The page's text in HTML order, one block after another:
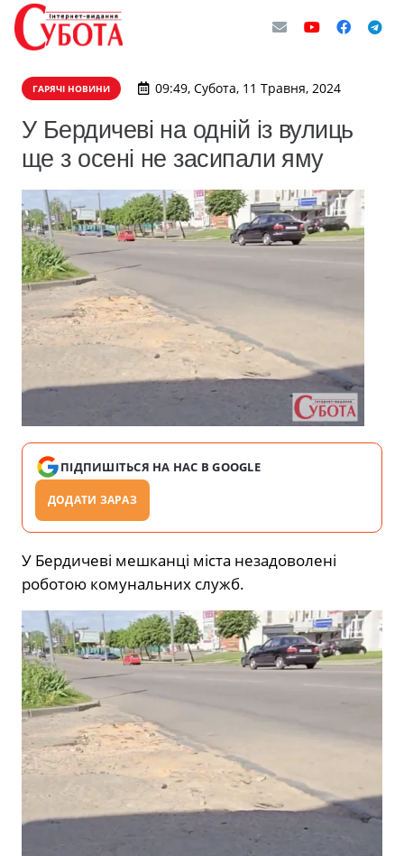
ГАРЯЧІ НОВИНИ 09:49, Субота, 11 Травня, 2024
У Бердичеві на одній із вулиць
ще з осені не засипали яму
ПІДПИШІТЬСЯ НА НАС В GOOGLE
ДОДАТИ ЗАРАЗ
У Бердичеві мешканці міста незадоволені
роботою комунальних служб.